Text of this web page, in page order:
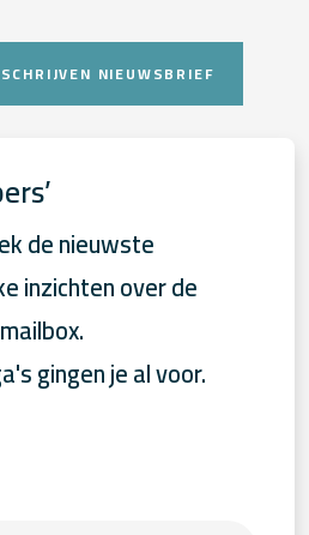
NIEUWSBRIEF
de nieuwste
inzichten over de
gingen je al voor.